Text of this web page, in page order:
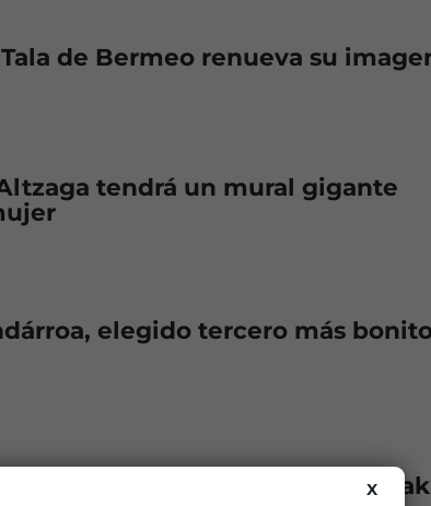
de Bermeo renueva su
tendrá un mural gigante
elegido tercero más
el uso del euskera en X